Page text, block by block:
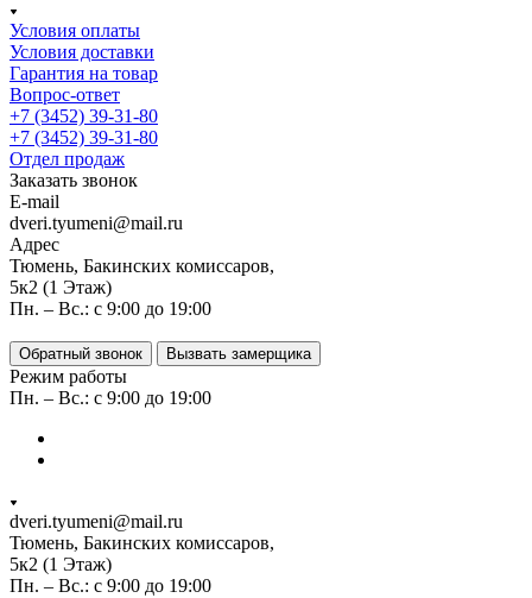
Условия оплаты
Условия доставки
Гарантия на товар
Вопрос-ответ
+7 (3452) 39-31-80
+7 (3452) 39-31-80
Отдел продаж
Заказать звонок
E-mail
dveri.tyumeni@mail.ru
Адрес
Тюмень, Бакинских комиссаров,
5к2 (1 Этаж)
Пн. – Вс.: с 9:00 до 19:00
Обратный звонок Вызвать замерщика
Режим работы
Пн. – Вс.: с 9:00 до 19:00
dveri.tyumeni@mail.ru
Тюмень, Бакинских комиссаров,
5к2 (1 Этаж)
Пн. – Вс.: с 9:00 до 19:00